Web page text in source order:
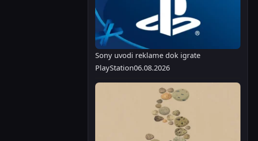
Sony uvodi reklame dok igrate
PlayStation06.08.2026